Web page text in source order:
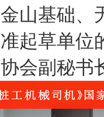
山基础、
起草单位
会副秘书